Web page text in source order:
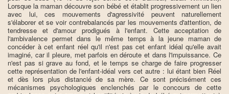
Lorsque la maman découvre son bébé et établit progressivement un lien
avec lui, ces mouvements d'agressivité peuvent naturellement
s'élaborer et se voir contrebalancés par les mouvements d'attention, de
tendresse et d'amour prodigués à l'enfant. Cette acceptation de
l'ambivalence permet dans le même temps à la jeune maman de
concéder à cet enfant réel qu'il n'est pas cet enfant idéal qu'elle avait
imaginé, car il pleure, met parfois en déroute et dans l'impuissance. Ce
n'est pas si grave au fond, et le temps se charge de faire progresser
cette représentation de l'enfant-idéal vers cet autre : lui étant bien Réel
et dès lors plus distancié de sa mère. Ce sont précisément ces
mécanismes psychologiques enclenchés par le concours de cette